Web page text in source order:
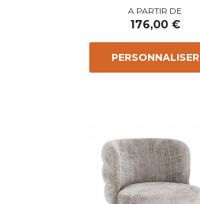
Prix
A PARTIR DE
176,00 €
PERSONNALISER